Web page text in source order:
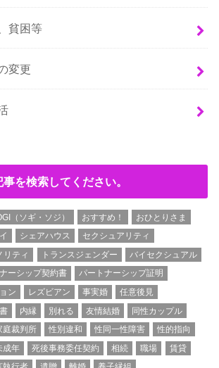
貧困等
変更
を検索してください。
（ソギ・ソジ） おすすめ！
おひとりさま
シェアハウス
セクシュアリティ
リティ
トランスジェンダー
バイセクシュアル
ーシップ契約書
パートナーシップ証明
ン レズビアン 事実婚
任意後見
内縁 別れる 友情結婚
同性カップル
庭裁判所 性別違和 性同一性障害
性的指向
成年 死後事務委任契約 相続 職場
賃貸